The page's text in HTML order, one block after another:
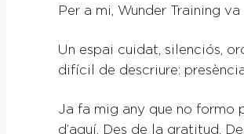
Per a mi, Wunder Training va
Un espai cuidat, silenciós,
difícil de descriure:
Ja fa mig any que no formo
d’aquí. Des de la gratitud.